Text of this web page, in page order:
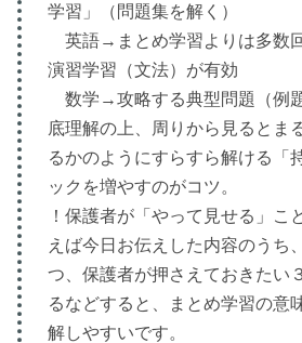
学習」（問題集を解く）
英語→まとめ学習よりは多数回
演習学習（文法）が有効
数学→攻略する典型問題（例
底理解の上、周りから見るとま
るかのようにすらすら解ける「
ックを増やすのがコツ。
！保護者が「やって見せる」こ
えば今日お伝えした内容のうち
つ、保護者が押さえておきたい
るなどすると、まとめ学習の意
解しやすいです。